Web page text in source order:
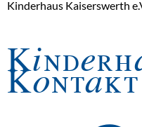
Kinderhaus Kaiserswerth
Kontakt